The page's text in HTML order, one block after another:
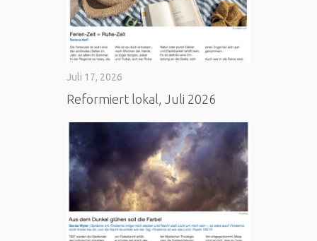
Juli 17, 2026
Reformiert lokal, Juli 2026